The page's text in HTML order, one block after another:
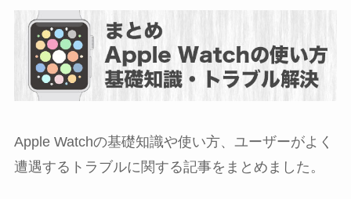
Apple Watchの基礎知識や使い方、ユーザーがよく
遭遇するトラブルに関する記事をまとめました。